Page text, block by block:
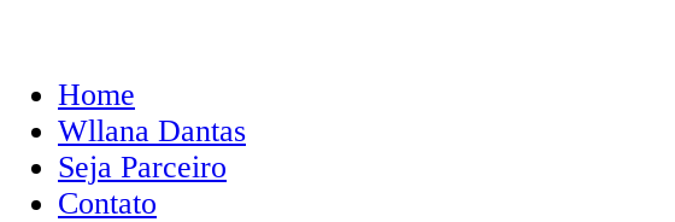
Home
Wllana Dantas
Seja Parceiro
Contato